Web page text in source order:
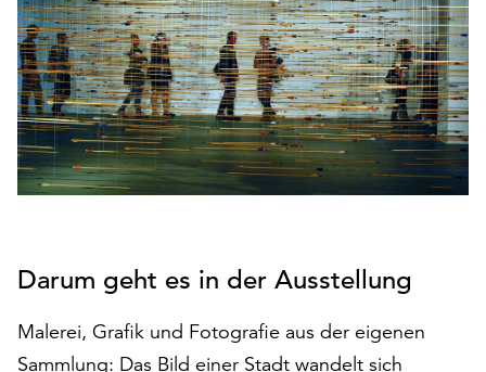
der
Seite
notwendig
sind
(funktionale
Cookies),
sowie
solche,
zu
anonymen
Statistikzwecken
genutzt
Darum geht es in der Ausstellung
Malerei, Grafik und Fotografie aus der eigenen
Sammlung: Das Bild einer Stadt wandelt sich